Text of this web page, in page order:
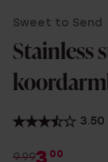
Sweet to Send
Stainless
3.50
9.99 00